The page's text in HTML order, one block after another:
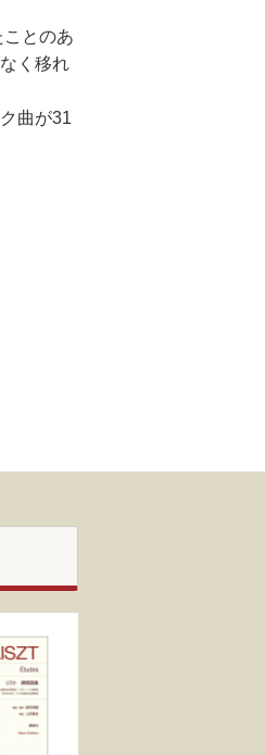
とのあ
く移れ
曲が31